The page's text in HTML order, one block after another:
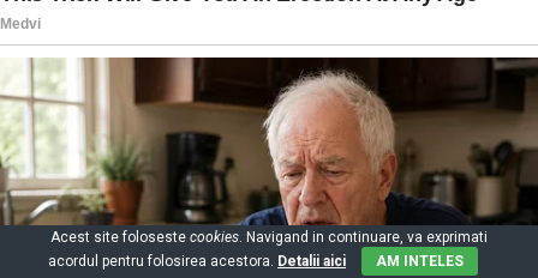
Acest site foloseste cookies. Navigand in continuare, va exprimati
acordul pentru folosirea acestora. Detalii aici AM INTELES